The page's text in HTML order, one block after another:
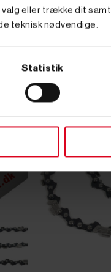
valg eller trække dit
teknisk nødvendige.
Statistik
Varenr. 8003317
185,00 kr
inkl.
Kæde til motorsav